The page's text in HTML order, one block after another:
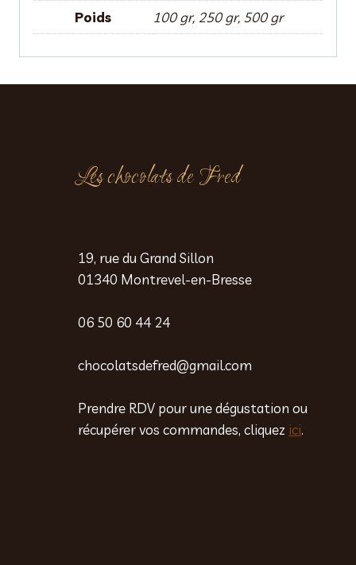
Poids 100 gr, 250 gr, 500 gr
Les chocolats de Fred
19, rue du Grand Sillon
01340 Montrevel-en-Bresse
06 50 60 44 24
chocolatsdefred@gmail.com
Prendre RDV pour une dégustation ou
récupérer vos commandes, cliquez ici.